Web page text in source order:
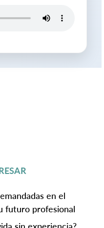
en el
futuro profesional
sin experiencia?